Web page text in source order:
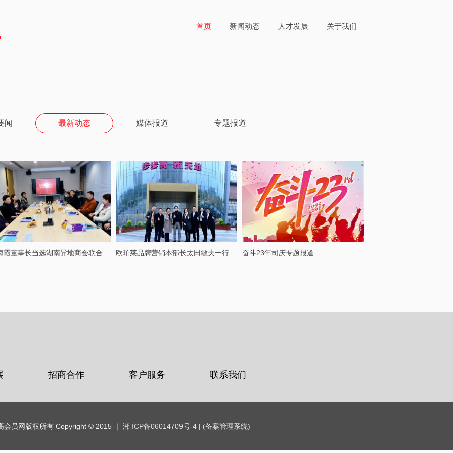
首页 新闻动态 人才发展 关于我们
闻 最新动态 媒体报道 专题报道
奋斗23年司庆专题报道
招商合作 客户服务 联系我们
会员网版权所有 Copyright © 2015 ｜ 湘 ICP备06014709号-4| (备案管理系统)